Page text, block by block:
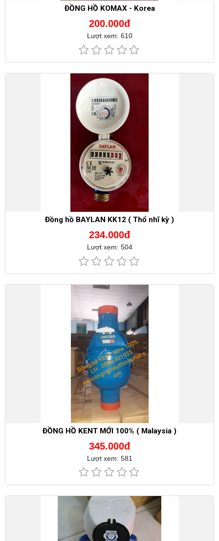
ĐỒNG HỒ KOMAX - Korea
200.000đ
Lượt xem: 610
Đồng hồ BAYLAN KK12 ( Thổ nhĩ kỳ )
234.000đ
Lượt xem: 504
ĐỒNG HỒ KENT MỚI 100% ( Malaysia )
345.000đ
Lượt xem: 581